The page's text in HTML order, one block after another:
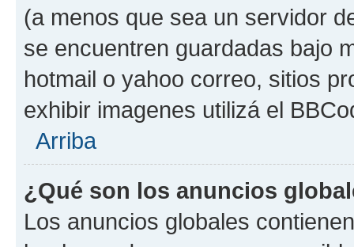
(a menos que sea un servidor
se encuentren guardadas bajo
hotmail o yahoo correo, sitios
exhibir imagenes utilizá el
Arriba
¿Qué son los anuncios
Los anuncios globales